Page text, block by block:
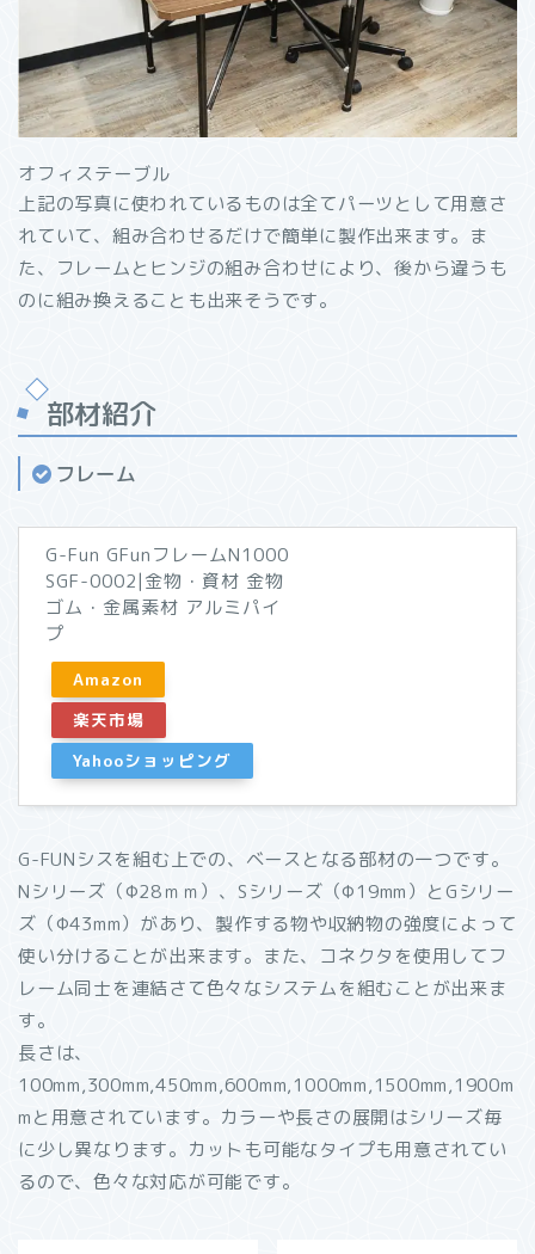
オフィステーブル
上記の写真に使われているものは全てパーツとして用意さ
れていて、組み合わせるだけで簡単に製作出来ます。ま
た、フレームとヒンジの組み合わせにより、後から違うも
のに組み換えることも出来そうです。
部材紹介
フレーム
G-Fun GFunフレームN1000
SGF-0002|金物・資材 金物
ゴム・金属素材 アルミパイ
プ
Amazon
楽天市場
Yahooショッピング
G-FUNシスを組む上での、ベースとなる部材の一つです。
Nシリーズ（Φ28ｍｍ）、Sシリーズ（Φ19mm）とGシリー
ズ（Φ43mm）があり、製作する物や収納物の強度によって
使い分けることが出来ます。また、コネクタを使用してフ
レーム同士を連結さて色々なシステムを組むことが出来ま
す。
長さは、
100mm,300mm,450mm,600mm,1000mm,1500mm,1900m
mと用意されています。カラーや長さの展開はシリーズ毎
に少し異なります。カットも可能なタイプも用意されてい
るので、色々な対応が可能です。